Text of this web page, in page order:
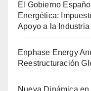
El Gobierno
Energética:
Apoyo a la
Enphase Energy
Reestructuración